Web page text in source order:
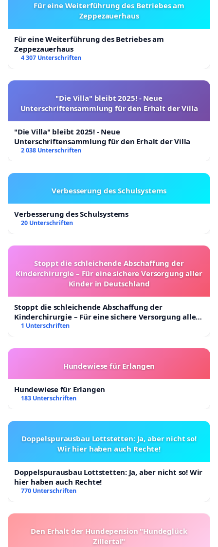
Für eine Weiterführung des Betriebes am
Zeppezauerhaus
Für eine Weiterführung des Betriebes am
Zeppezauerhaus
4 307 Unterschriften
"Die Villa" bleibt 2025! - Neue
Unterschriftensammlung für den Erhalt der Villa
"Die Villa" bleibt 2025! - Neue
Unterschriftensammlung für den Erhalt der Villa
2 038 Unterschriften
Verbesserung des Schulsystems
Verbesserung des Schulsystems
20 Unterschriften
Stoppt die schleichende Abschaffung der
Kinderchirurgie – Für eine sichere Versorgung aller
Kinder in Deutschland
Stoppt die schleichende Abschaffung der
Kinderchirurgie – Für eine sichere Versorgung aller
Kinder in Deutschland
1 Unterschriften
Hundewiese für Erlangen
Hundewiese für Erlangen
183 Unterschriften
Doppelspurausbau Lottstetten: Ja, aber nicht so!
Wir hier haben auch Rechte!
Doppelspurausbau Lottstetten: Ja, aber nicht so! Wir
hier haben auch Rechte!
770 Unterschriften
Den Erhalt der Hundepension "Hundeglück
Zillertal"